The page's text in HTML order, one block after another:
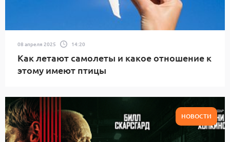
08 апреля 2025 14:20
Как летают самолеты и какое отношение к
этому имеют птицы
НОВОСТИ